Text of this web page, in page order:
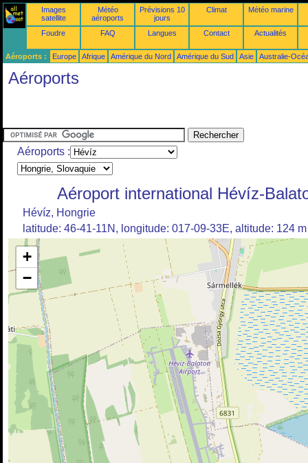
Images
satellite
Météo
aéroports
Prévisions 10
jours
Climat Météo marine
Foudre FAQ Langues Contact Actualités
Aéroports : Europe Afrique Amérique du Nord Amérique du Sud Asie Australie-
Aéroports
Aéroports :
Aéroport international Hévíz-
Hévíz, Hongrie
latitude: 46-41-11N, longitude: 017-09-33E, altitude: 124 m
+
−